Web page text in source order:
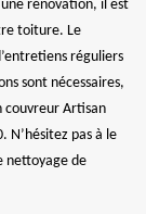
rénovation, il est
toiture. Le
réguliers
sont nécessaires,
couvreur Artisan
N’hésitez pas à le
nettoyage de